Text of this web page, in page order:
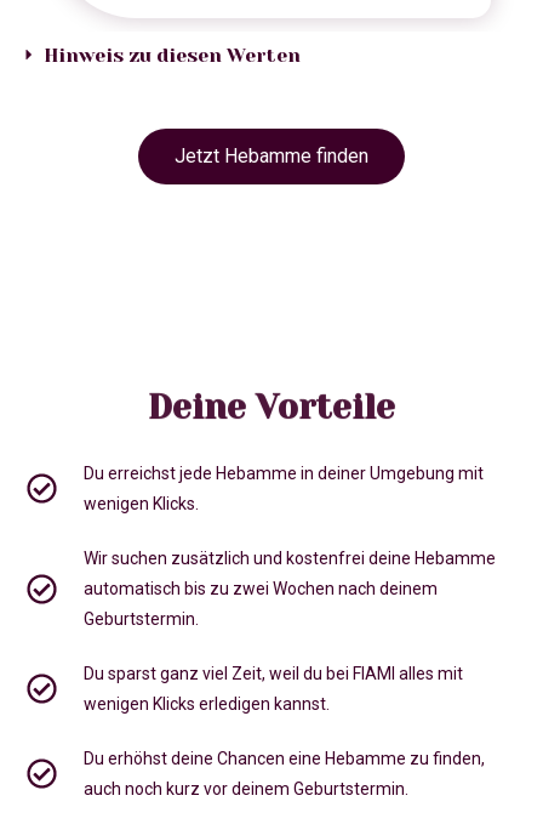
Hinweis zu diesen Werten
Jetzt Hebamme finden
Deine Vorteile
Du erreichst jede Hebamme in deiner Umgebung mit
wenigen Klicks.
Wir suchen zusätzlich und kostenfrei deine Hebamme
automatisch bis zu zwei Wochen nach deinem
Geburtstermin.
Du sparst ganz viel Zeit, weil du bei FIAMI alles mit
wenigen Klicks erledigen kannst.
Du erhöhst deine Chancen eine Hebamme zu finden,
auch noch kurz vor deinem Geburtstermin